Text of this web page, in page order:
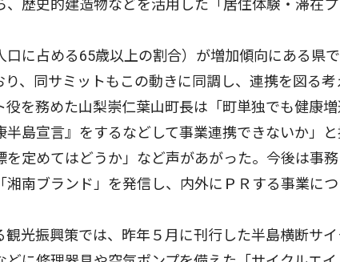
、歴史的建造物などを活用した「居住体験・滞在プ
に占める65歳以上の割合）が増加傾向にある県
り、同サミットもこの動きに同調し、連携を図る
役を務めた山梨崇仁葉山町長は「町単独でも健康
半島宣言』をするなどして事業連携できないか」
を定めてはどうか」など声があがった。今後は事
湘南ブランド」を発信し、内外にＰＲする事業につ
光振興策では、昨年５月に刊行した半島横断サ